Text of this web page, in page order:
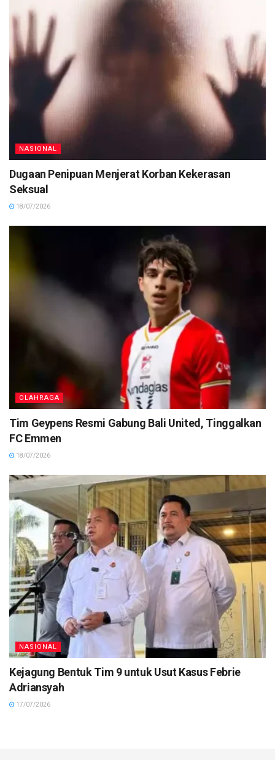
NASIONAL
Dugaan Penipuan Menjerat Korban Kekerasan
Seksual
18/07/2026
OLAHRAGA
Tim Geypens Resmi Gabung Bali United, Tinggalkan
FC Emmen
18/07/2026
NASIONAL
Kejagung Bentuk Tim 9 untuk Usut Kasus Febrie
Adriansyah
17/07/2026